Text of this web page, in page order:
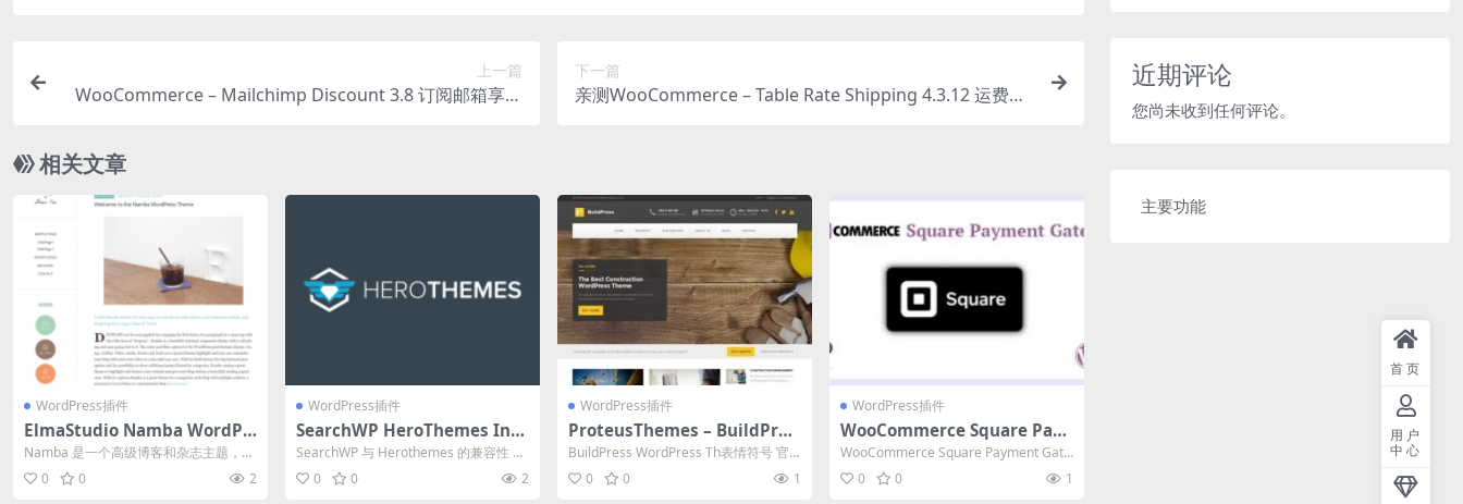
上一篇
WooCommerce – Mailchimp Discount 3.8 订阅邮箱享折
下一篇
亲测WooCommerce – Table Rate Shipping 4.3.12 运费设
相关文章
WordPress插件
ElmaStudio Namba WordPr
ess Theme 1.1.5
Namba 是一个高级博客和杂志主题，具
有最小、新鲜、响应式的网页设计和灵
活、易...
0 0 2
WordPress插件
SearchWP HeroThemes Inte
gration Add-On 1.2.0
SearchWP 与 Herothemes 的兼容性 官
方链接：点此查看产品详情...
0 0 2
WordPress插件
ProteusThemes – BuildPres
s 5.6.5
BuildPress WordPress Th表情符号 官
方链接：点击查看产品详...
0 0 1
WordPress插件
WooCommerce Square Pay
ment Gateway v5.3.1 Squar
e账户集成插件下载
WooCommerce Square Payment Gate
way 帮助 Wo...
0 0 1
近期评论
您尚未收到任何评论。
主要功能
首页
用户
中心